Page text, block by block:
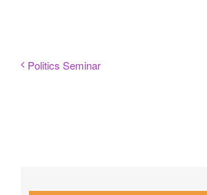
Politics Seminar